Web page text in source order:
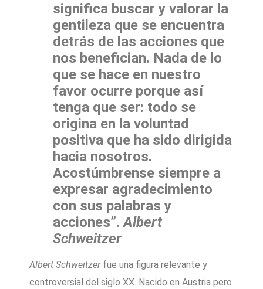
significa buscar y valorar la
gentileza que se encuentra
detrás de las acciones que
nos benefician. Nada de lo
que se hace en nuestro
favor ocurre porque así
tenga que ser: todo se
origina en la voluntad
positiva que ha sido dirigida
hacia nosotros.
Acostúmbrense siempre a
expresar agradecimiento
con sus palabras y
acciones”.Albert
Schweitzer
Albert Schweitzerfue una figura relevante y
controversial del siglo XX. Nacido en Austria pero